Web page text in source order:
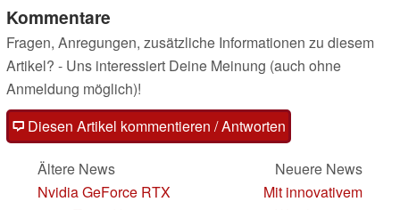
Kommentare
Fragen, Anregungen, zusätzliche Informationen zu diesem
Artikel? - Uns interessiert Deine Meinung (auch ohne
Anmeldung möglich)!
Diesen Artikel kommentieren / Antworten
Ältere News
Nvidia GeForce RTX
Neuere News
Mit innovativem